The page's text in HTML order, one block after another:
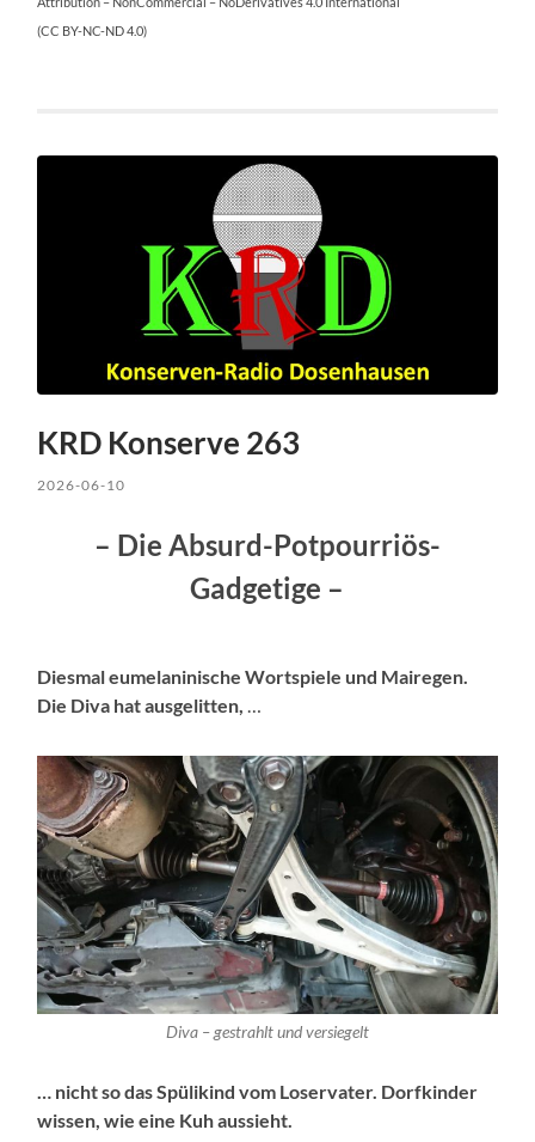
(CC BY-NC-ND 4.0)
KRD Konserve 263
2026-06-10
– Die Absurd-Potpourriös-
Gadgetige –
Diesmal eumelaninische Wortspiele und Mairegen.
Die Diva hat ausgelitten, …
Diva – gestrahlt und versiegelt
… nicht so das Spülikind vom Loservater. Dorfkinder
wissen, wie eine Kuh aussieht.